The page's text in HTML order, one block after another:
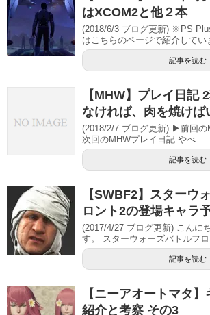
はXCOM2と他２本
(2018/6/3 ブログ更新) ※PS
はこちらのページで紹介して
記事を読む
【MHW】プレイ日記
なければ、肉を焼けば
(2018/2/7 ブログ更新) ▶前回
次回のMHWプレイ日記 やべ...
記事を読む
【SWBF2】スターウ
ロント2の登場キャラ
(2017/4/27 ブログ更新) こんに
す。 スターウォーズバトルフ
記事を読む
【ニーアオートマタ
紹介と考察 その3